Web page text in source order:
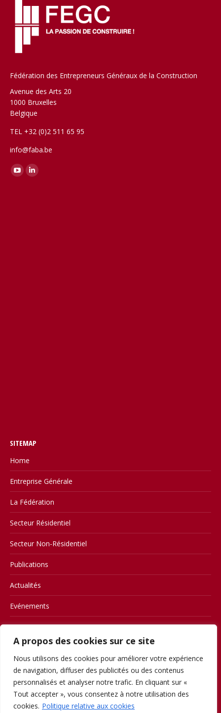
A propos des cookies sur ce site
Nous utilisons des cookies pour améliorer votre expérience
de navigation, diffuser des publicités ou des contenus
personnalisés et analyser notre trafic. En cliquant sur «
Tout accepter », vous consentez à notre utilisation des
cookies. Politique relative aux cookies
Fédération des Entrepreneurs Généraux de la Construction
Avenue des Arts 20
1000 Bruxelles
Belgique
TEL +32 (0)2 511 65 95
info@faba.be
Trouvez nous sur :
YouTubeLinkedIn
SITEMAP
Home
Entreprise Générale
La Fédération
Secteur Résidentiel
Secteur Non-Résidentiel
Publications
Actualités
Evénements
Contact
Members
Conditions d’utilisation
Privacy